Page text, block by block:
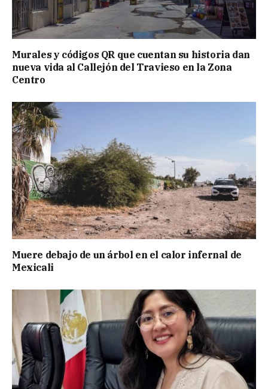
Murales y códigos QR que cuentan su historia dan
nueva vida al Callejón del Travieso en la Zona
Centro
Muere debajo de un árbol en el calor infernal de
Mexicali